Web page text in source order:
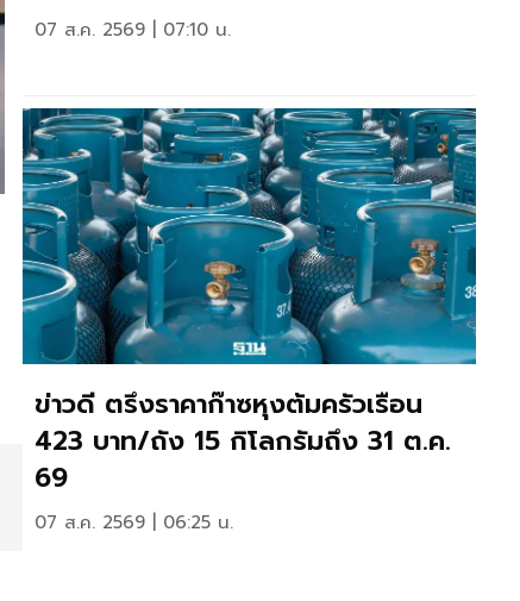
07 ส.ค. 2569 | 07:10 น.
ข่าวดี ตรึงราคาก๊าซหุงต้มครัวเรือน
423 บาท/ถัง 15 กิโลกรัมถึง 31 ต.ค.
69
07 ส.ค. 2569 | 06:25 น.